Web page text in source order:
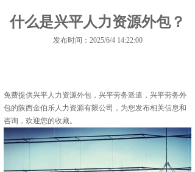
什么是兴平人力资源外包？
发布时间：2025/6/4 14:22:00
免费提供兴平人力资源外包 ，兴平劳务派遣，兴平劳务外
包的陕西金伯乐人力资源有限公司，为您发布相关信息和
咨询，欢迎您的收藏。